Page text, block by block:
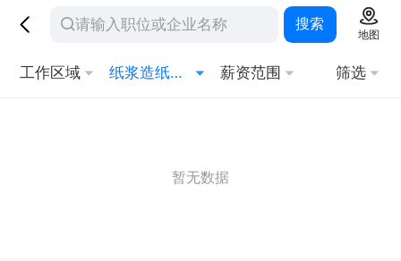
搜索
地图
工作区域 纸浆造纸工艺 薪资范围 筛选
暂无数据